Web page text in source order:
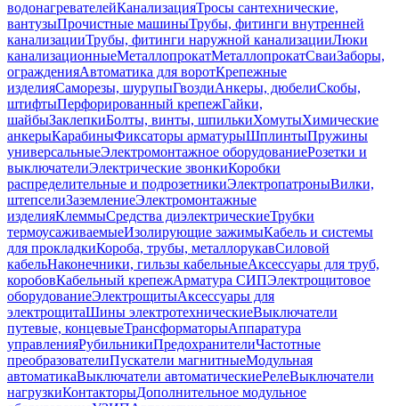
водонагревателейКанализацияТросы сантехнические,
вантузыПрочистные машиныТрубы, фитинги внутренней
канализацииТрубы, фитинги наружной канализацииЛюки
канализационныеМеталлопрокатМеталлопрокатСваиЗаборы,
огражденияАвтоматика для воротКрепежные
изделияСаморезы, шурупыГвоздиАнкеры, дюбелиСкобы,
штифтыПерфорированный крепежГайки,
шайбыЗаклепкиБолты, винты, шпилькиХомутыХимические
анкерыКарабиныФиксаторы арматурыШплинтыПружины
универсальныеЭлектромонтажное оборудованиеРозетки и
выключателиЭлектрические звонкиКоробки
распределительные и подрозетникиЭлектропатроныВилки,
штепселиЗаземлениеЭлектромонтажные
изделияКлеммыСредства диэлектрическиеТрубки
термоусаживаемыеИзолирующие зажимыКабель и системы
для прокладкиКороба, трубы, металлорукавСиловой
кабельНаконечники, гильзы кабельныеАксессуары для труб,
коробовКабельный крепежАрматура СИПЭлектрощитовое
оборудованиеЭлектрощитыАксессуары для
электрощитаШины электротехническиеВыключатели
путевые, концевыеТрансформаторыАппаратура
управленияРубильникиПредохранителиЧастотные
преобразователиПускатели магнитныеМодульная
автоматикаВыключатели автоматическиеРелеВыключатели
нагрузкиКонтакторыДополнительное модульное